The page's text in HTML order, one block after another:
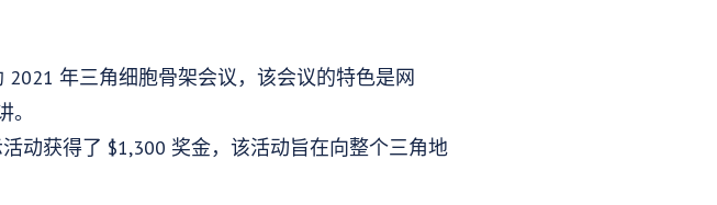
年三角细胞骨架会议，该会议的特色是网
动获得了 $1,300 奖金，该活动旨在向整个三角地